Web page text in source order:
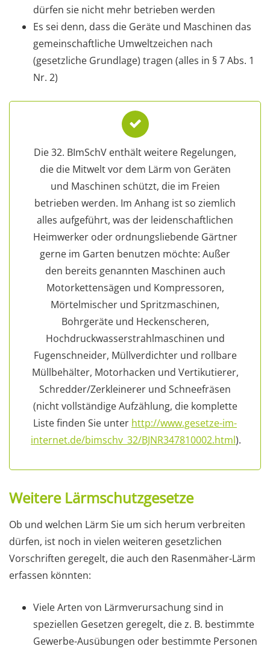
dürfen sie nicht mehr betrieben werden
Es sei denn, dass die Geräte und Maschinen das
gemeinschaftliche Umweltzeichen nach
(gesetzliche Grundlage) tragen (alles in § 7 Abs. 1
Nr. 2)
Die 32. BImSchV enthält weitere Regelungen,
die die Mitwelt vor dem Lärm von Geräten
und Maschinen schützt, die im Freien
betrieben werden. Im Anhang ist so ziemlich
alles aufgeführt, was der leidenschaftlichen
Heimwerker oder ordnungsliebende Gärtner
gerne im Garten benutzen möchte: Außer
den bereits genannten Maschinen auch
Motorkettensägen und Kompressoren,
Mörtelmischer und Spritzmaschinen,
Bohrgeräte und Heckenscheren,
Hochdruckwasserstrahlmaschinen und
Fugenschneider, Müllverdichter und rollbare
Müllbehälter, Motorhacken und Vertikutierer,
Schredder/Zerkleinerer und Schneefräsen
(nicht vollständige Aufzählung, die komplette
Liste finden Sie unter http://www.gesetze-im-
internet.de/bimschv_32/BJNR347810002.html).
Weitere Lärmschutzgesetze
Ob und welchen Lärm Sie um sich herum verbreiten
dürfen, ist noch in vielen weiteren gesetzlichen
Vorschriften geregelt, die auch den Rasenmäher-Lärm
erfassen könnten:
Viele Arten von Lärmverursachung sind in
speziellen Gesetzen geregelt, die z. B. bestimmte
Gewerbe-Ausübungen oder bestimmte Personen